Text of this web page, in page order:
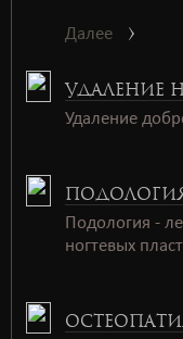
Далее
УДАЛЕНИЕ
Удаление
Подология -
ногтевых